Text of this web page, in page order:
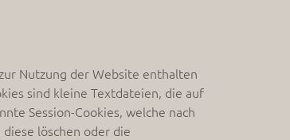
Nutzung der Website enthalten
sind kleine Textdateien, die auf
Session-Cookies, welche nach
löschen oder die